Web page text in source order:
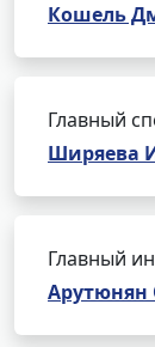
Кошель
Главный
Ширяева
Главный
Арутюнян